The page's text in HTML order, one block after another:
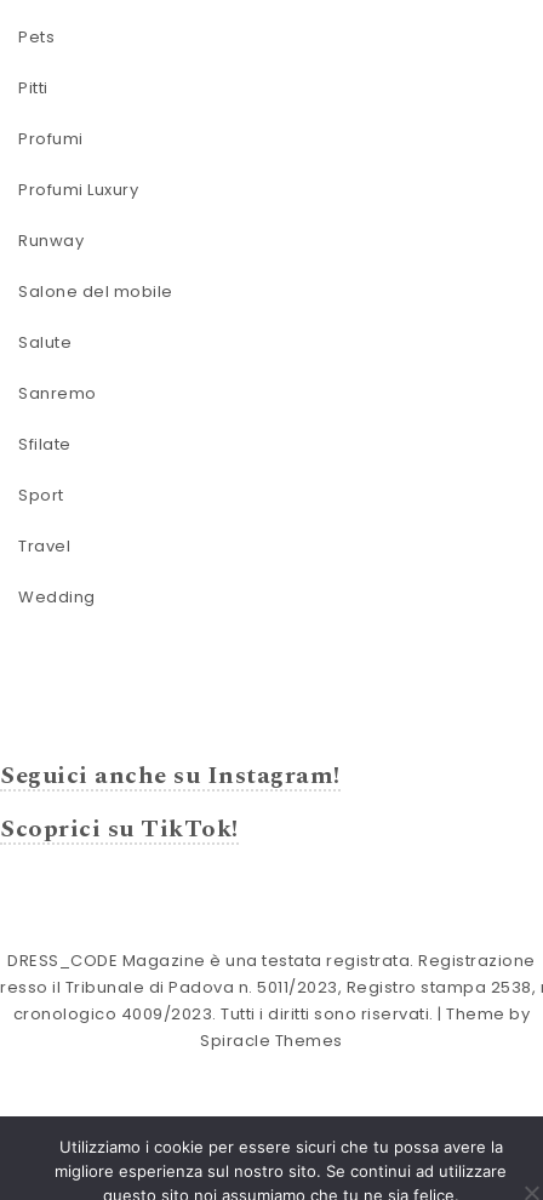
Pets
Pitti
Profumi
Profumi Luxury
Runway
Salone del mobile
Salute
Sanremo
Sfilate
Sport
Travel
Wedding
Seguici anche su Instagram!
Scoprici su TikTok!
DRESS_CODE Magazine è una testata registrata. Registrazione
il Tribunale di Padova n. 5011/2023, Registro stampa 2538,
cronologico 4009/2023. Tutti i diritti sono riservati. | Theme by
Spiracle Themes
Utilizziamo i cookie per essere sicuri che tu possa avere la
migliore esperienza sul nostro sito. Se continui ad utilizzare
questo sito noi assumiamo che tu ne sia felice.